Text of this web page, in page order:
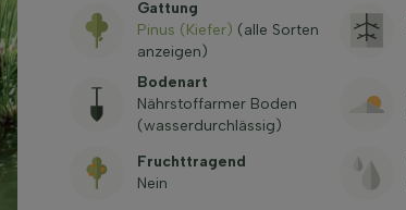
Gattung
Pinus (Kiefer) (alle Sorten
anzeigen)
Bodenart
Nährstoffarmer Boden
(wasserdurchlässig)
Fruchttragend
Nein